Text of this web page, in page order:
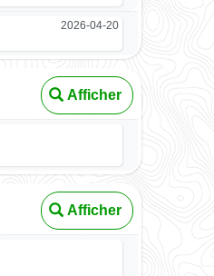
2026-04-20
Afficher
Afficher